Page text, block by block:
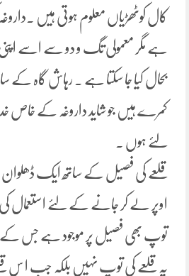
کال کوٹھڑیاں معلوم ہوتی ہیں
ہے مگر معمولی تگ و دو سے اسے
بحال کیا جا سکتا ہے ۔ رہاش گاہ کے
کمرے ہیں جو شاید داروغہ کے
لئے ہوں ۔
قلعے کی فصیل کے ساتھ ایک ڈھلوان
اوپر لے کر جانے کے لئے استعمال
توپ بھی فصیل پر موجود ہے جس کے
یہ قلعے کی توپ نہیں بلکہ جب ا س